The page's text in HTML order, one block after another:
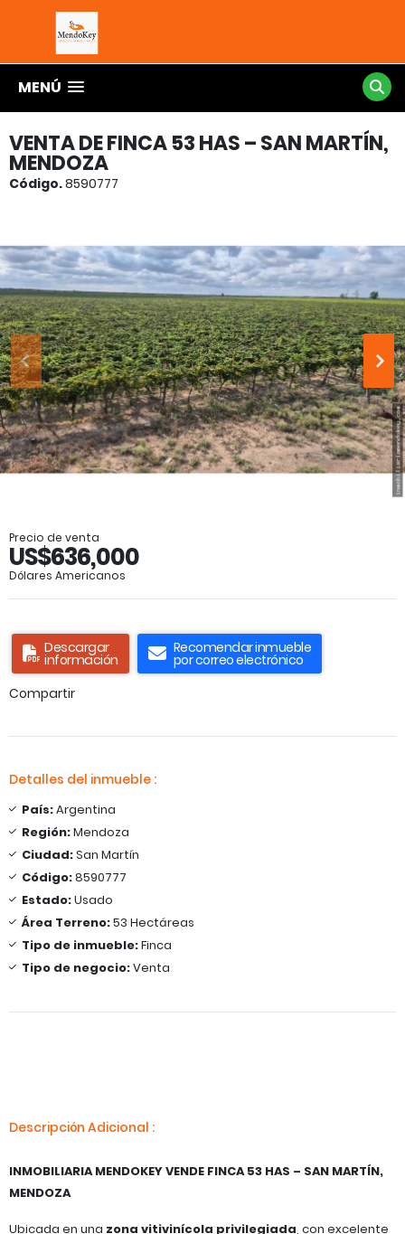
MENÚ
VENTA DE FINCA 53 HAS – SAN MARTÍN,
MENDOZA
Código.8590777
Precio de venta
US$636,000
Dólares Americanos
Descargar
información
Recomendar inmueble
por correo electrónico
Compartir
Detalles del inmueble :
País:Argentina
Región:Mendoza
Ciudad:San Martín
Código:8590777
Estado:Usado
Área Terreno:53 Hectáreas
Tipo de inmueble:Finca
Tipo de negocio:Venta
Descripción Adicional :
INMOBILIARIA MENDOKEY VENDE FINCA 53 HAS – SAN MARTÍN,
MENDOZA
Ubicada en una zona vitivinícola privilegiada, con excelente